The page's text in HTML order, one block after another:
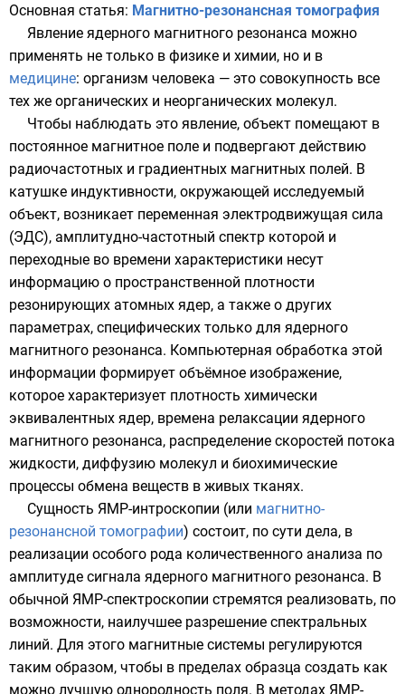
Основная статья: Магнитно-резонансная томография
Явление ядерного магнитного резонанса можно
применять не только в физике и химии, но и в
медицине: организм человека — это совокупность все
тех же органических и неорганических молекул.
Чтобы наблюдать это явление, объект помещают в
постоянное магнитное поле и подвергают действию
радиочастотных и градиентных магнитных полей. В
катушке индуктивности, окружающей исследуемый
объект, возникает переменная электродвижущая сила
(ЭДС), амплитудно-частотный спектр которой и
переходные во времени характеристики несут
информацию о пространственной плотности
резонирующих атомных ядер, а также о других
параметрах, специфических только для ядерного
магнитного резонанса. Компьютерная обработка этой
информации формирует объёмное изображение,
которое характеризует плотность химически
эквивалентных ядер, времена релаксации ядерного
магнитного резонанса, распределение скоростей потока
жидкости, диффузию молекул и биохимические
процессы обмена веществ в живых тканях.
Сущность ЯМР-интроскопии (или магнитно-
резонансной томографии) состоит, по сути дела, в
реализации особого рода количественного анализа по
амплитуде сигнала ядерного магнитного резонанса. В
обычной ЯМР-спектроскопии стремятся реализовать, по
возможности, наилучшее разрешение спектральных
линий. Для этого магнитные системы регулируются
таким образом, чтобы в пределах образца создать как
можно лучшую однородность поля. В методах ЯМР-